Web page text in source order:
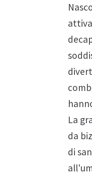
La
da
di